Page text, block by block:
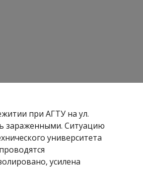
при АГТУ на ул.
зараженными. Ситуацию
университета
усилена